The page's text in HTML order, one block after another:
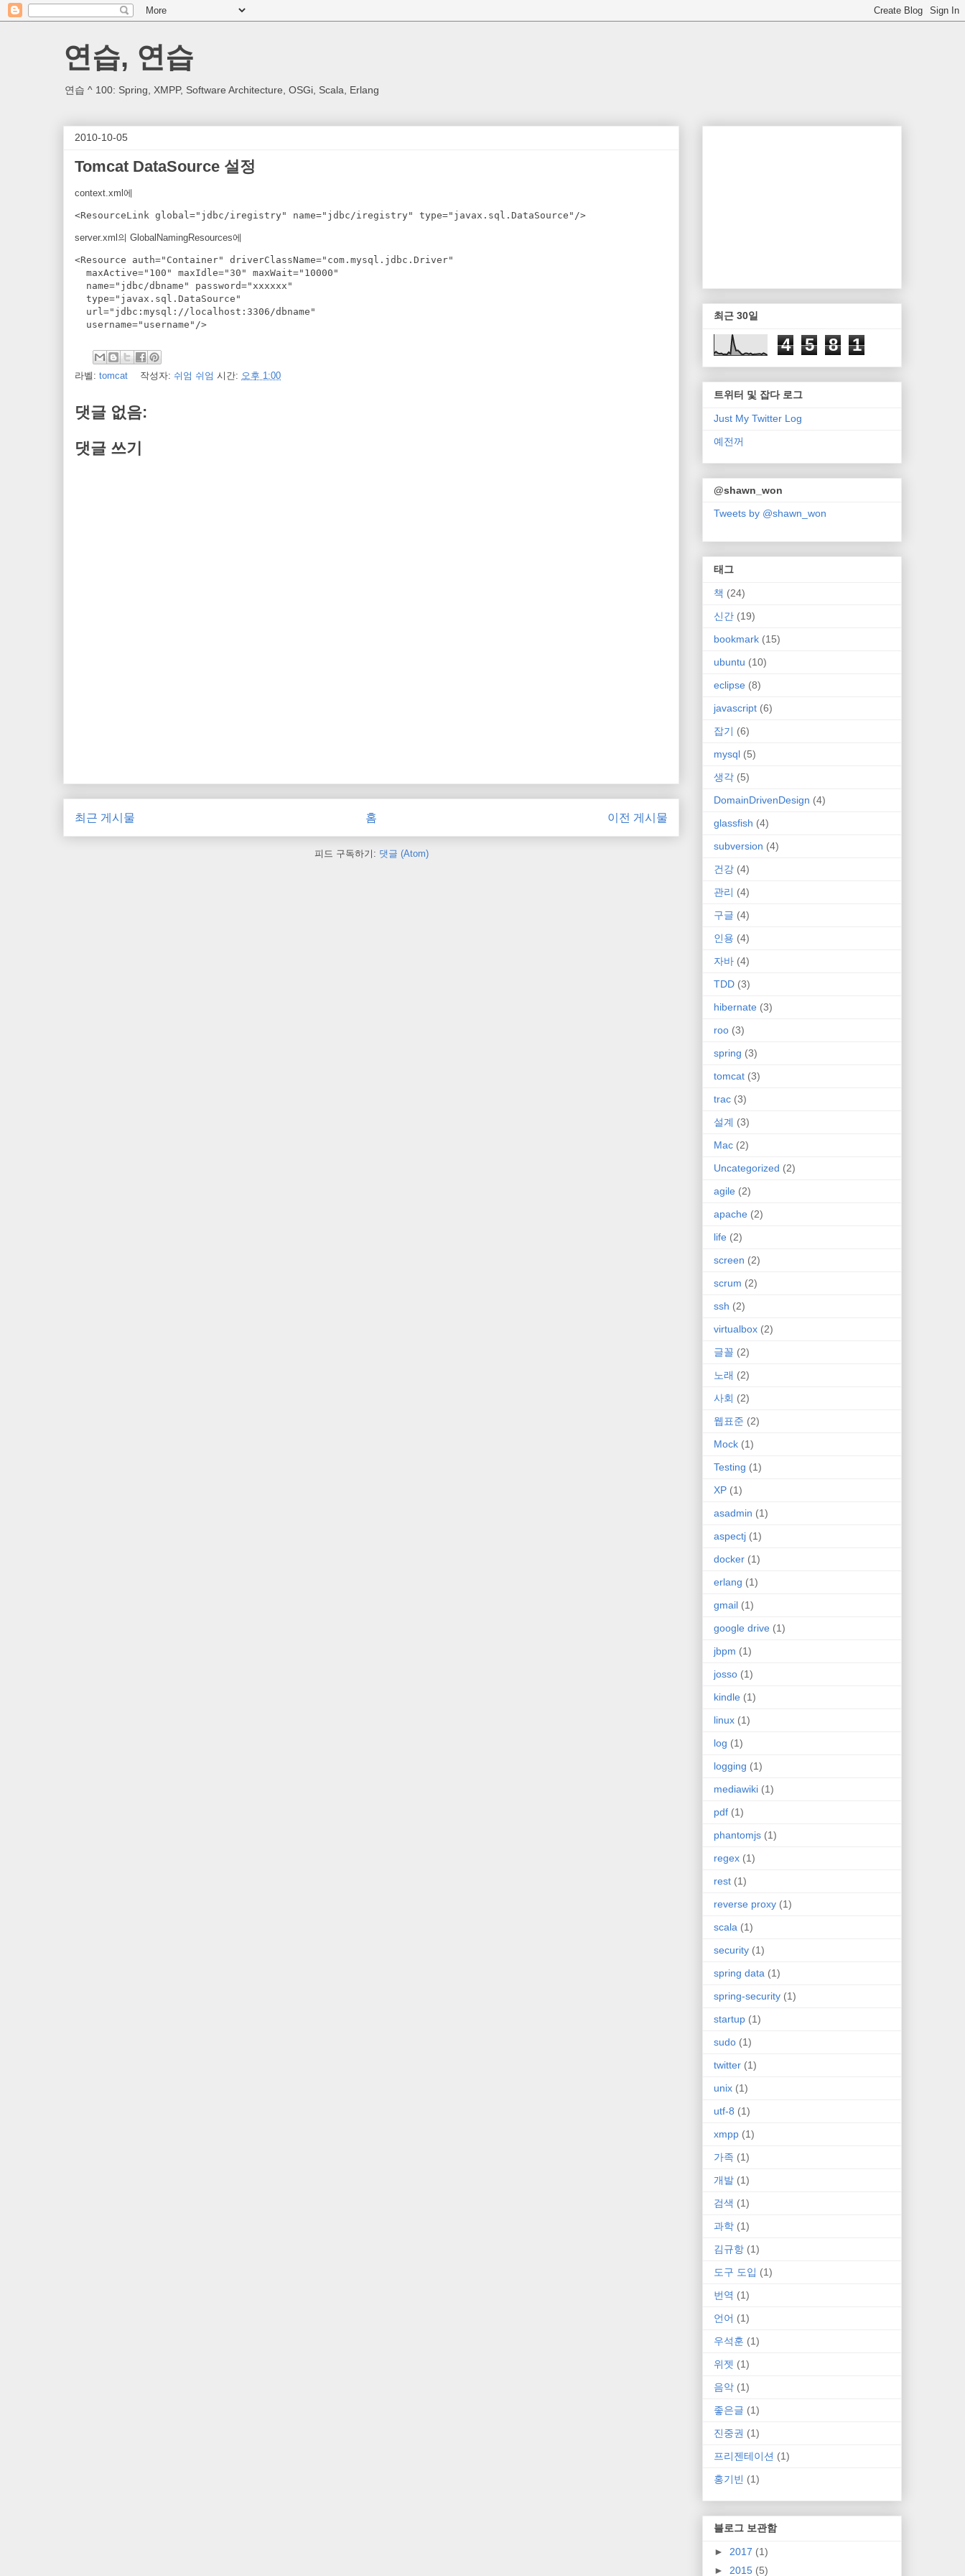
연습, 연습
연습 ^ 100: Spring, XMPP, Software Architecture, OSGi, Scala, Erlang
2010-10-05
Tomcat DataSource 설정
context.xml에
<ResourceLink global="jdbc/iregistry" name="jdbc/iregistry" type="javax.sql.DataSource"/>
server.xml의 GlobalNamingResources에
<Resource auth="Container" driverClassName="com.mysql.jdbc.Driver"
  maxActive="100" maxIdle="30" maxWait="10000"
  name="jdbc/dbname" password="xxxxxx"
  type="javax.sql.DataSource"
  url="jdbc:mysql://localhost:3306/dbname"
  username="username"/>
라벨: tomcat 작성자: 쉬엄 쉬엄 시간: 오후 1:00
댓글 없음:
댓글 쓰기
최근 게시물 이전 게시물
홈
피드 구독하기: 댓글 (Atom)
최근 30일
4 5 8 1
트위터 및 잡다 로그
Just My Twitter Log
예전꺼
@shawn_won
Tweets by @shawn_won
태그
책 (24)
신간 (19)
bookmark (15)
ubuntu (10)
eclipse (8)
javascript (6)
잡기 (6)
mysql (5)
생각 (5)
DomainDrivenDesign (4)
glassfish (4)
subversion (4)
건강 (4)
관리 (4)
구글 (4)
인용 (4)
자바 (4)
TDD (3)
hibernate (3)
roo (3)
spring (3)
tomcat (3)
trac (3)
설계 (3)
Mac (2)
Uncategorized (2)
agile (2)
apache (2)
life (2)
screen (2)
scrum (2)
ssh (2)
virtualbox (2)
글꼴 (2)
노래 (2)
사회 (2)
웹표준 (2)
Mock (1)
Testing (1)
XP (1)
asadmin (1)
aspectj (1)
docker (1)
erlang (1)
gmail (1)
google drive (1)
jbpm (1)
josso (1)
kindle (1)
linux (1)
log (1)
logging (1)
mediawiki (1)
pdf (1)
phantomjs (1)
regex (1)
rest (1)
reverse proxy (1)
scala (1)
security (1)
spring data (1)
spring-security (1)
startup (1)
sudo (1)
twitter (1)
unix (1)
utf-8 (1)
xmpp (1)
가족 (1)
개발 (1)
검색 (1)
과학 (1)
김규항 (1)
도구 도입 (1)
번역 (1)
언어 (1)
우석훈 (1)
위젯 (1)
음악 (1)
좋은글 (1)
진중권 (1)
프리젠테이션 (1)
홍기빈 (1)
블로그 보관함
► 2017 (1)
► 2015 (5)